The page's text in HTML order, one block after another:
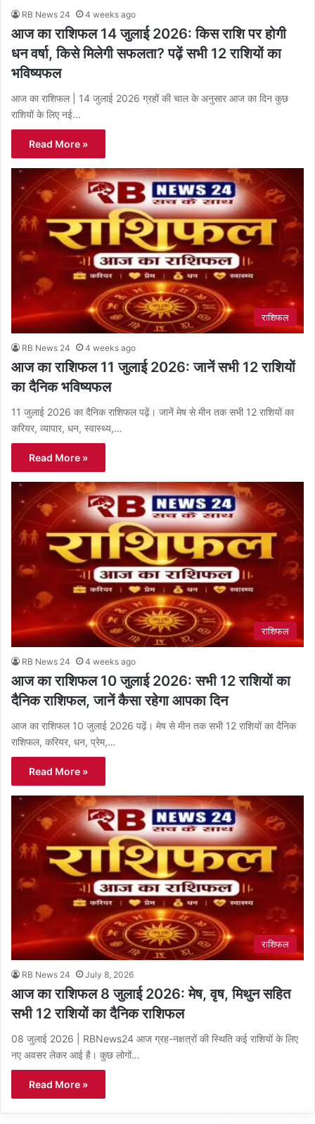
RB News 24 4 weeks ago
आज का राशिफल 14 जुलाई 2026: किस राशि पर होगी
धन वर्षा, किसे मिलेगी सफलता? पढ़ें सभी 12 राशियों का
भविष्यफल
आज का राशिफल | 14 जुलाई 2026 ग्रहों की चाल के अनुसार आज का दिन कुछ
राशियों के लिए नई…
Read More »
राशिफल
RB News 24 4 weeks ago
आज का राशिफल 11 जुलाई 2026: जानें सभी 12 राशियों
का दैनिक भविष्यफल
11 जुलाई 2026 का दैनिक राशिफल पढ़ें। जानें मेष से मीन तक सभी 12 राशियों का
करियर, व्यापार, धन, स्वास्थ्य,…
Read More »
राशिफल
RB News 24 4 weeks ago
आज का राशिफल 10 जुलाई 2026: सभी 12 राशियों का
दैनिक राशिफल, जानें कैसा रहेगा आपका दिन
आज का राशिफल 10 जुलाई 2026 पढ़ें। मेष से मीन तक सभी 12 राशियों का दैनिक
राशिफल, करियर, धन, प्रेम,…
Read More »
राशिफल
RB News 24 July 8, 2026
आज का राशिफल 8 जुलाई 2026: मेष, वृष, मिथुन सहित
सभी 12 राशियों का दैनिक राशिफल
08 जुलाई 2026 | RBNews24 आज ग्रह-नक्षत्रों की स्थिति कई राशियों के लिए
नए अवसर लेकर आई है। कुछ लोगों…
Read More »